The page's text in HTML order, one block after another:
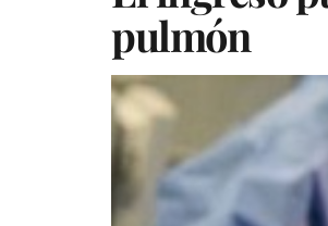
pulmón